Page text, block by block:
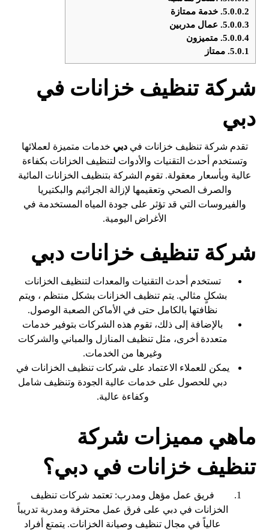
5.0.0.2. خدمة ممتازة
5.0.0.3. عمال مدربين
5.0.0.4. متميزون
5.0.1. ممتاز
شركة تنظيف خزانات في
دبي
تقدم شركة تنظيف خزانات فيدبي خدمات متميزة لعملائها
وتستخدم أحدث التقنيات والأدوات لتنظيف الخزانات بكفاءة
عالية وبأسعار معقولة. تقوم الشركة بتنظيف الخزانات المائية
والصرف الصحي وتعقيمها لإزالة الجراثيم والبكتيريا
والفيروسات التي قد تؤثر على جودة المياه المستخدمة في
الأغراض اليومية.
شركة تنظيف خزانات دبي
تستخدم أحدث التقنيات والمعدات لتنظيف الخزانات
بشكلٍ مثالي. يتم تنظيف الخزانات بشكل منتظم ، ويتم
نظافتها بالكامل حتى في الأماكن الصعبة الوصول.
بالإضافة إلى ذلك، تقوم هذه الشركات بتوفير خدمات
متعددة أخرى، مثل تنظيف المنازل والمباني والشركات
وغيرها من الخدمات.
يمكن للعملاء الاعتماد على شركات تنظيف الخزانات في
دبي للحصول على خدمات عالية الجودة وتنظيف شامل
وكفاءة عالية.
ماهي مميزات شركة
تنظيف خزانات في دبي؟
فريق عمل مؤهل ومدرب: تعتمد شركات تنظيف
الخزانات في دبي على فرق عمل محترفة ومدربة تدريباً
عالياً في مجال تنظيف وصيانة الخزانات. يتمتع أفراد